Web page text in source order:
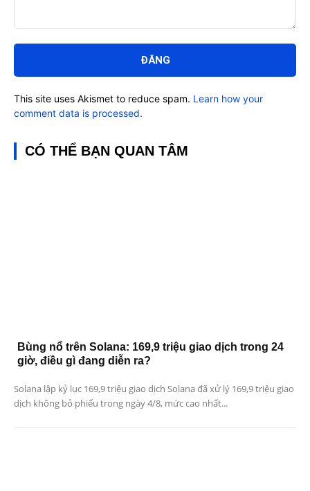
luận:
This site uses Akismet to reduce spam. Learn how your
comment data is processed.
CÓ THỂ BẠN QUAN TÂM
Bùng nổ trên Solana: 169,9 triệu giao dịch trong 24
giờ, điều gì đang diễn ra?
Solana lập kỷ lục 169,9 triệu giao dịch Solana đã xử lý 169,9 triệu giao
dịch không bỏ phiếu trong ngày 4/8, mức cao nhất...